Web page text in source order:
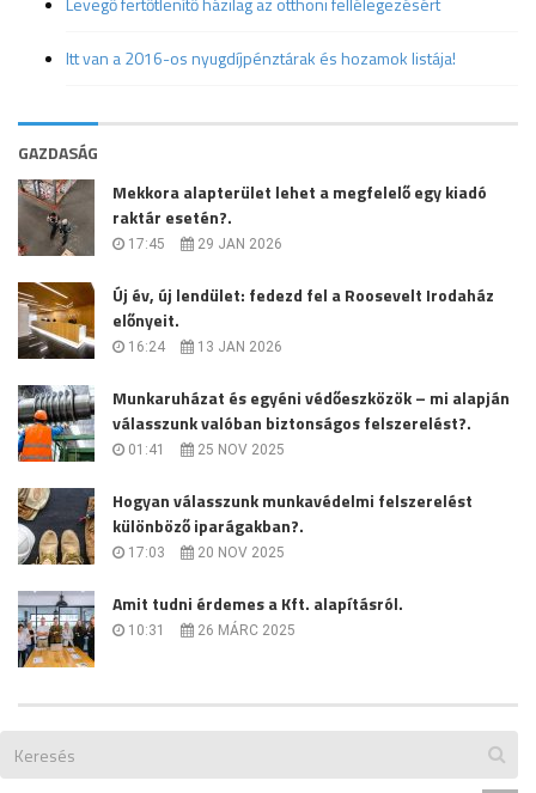
Itt van a 2016-os nyugdíjpénztárak és hozamok listája!
GAZDASÁG
Mekkora alapterület lehet a megfelelő egy kiadó
raktár esetén?.
17:45 29 JAN 2026
Új év, új lendület: fedezd fel a Roosevelt Irodaház
előnyeit.
16:24 13 JAN 2026
Munkaruházat és egyéni védőeszközök – mi alapján
válasszunk valóban biztonságos felszerelést?.
01:41 25 NOV 2025
Hogyan válasszunk munkavédelmi felszerelést
különböző iparágakban?.
17:03 20 NOV 2025
Amit tudni érdemes a Kft. alapításról.
10:31 26 MÁRC 2025